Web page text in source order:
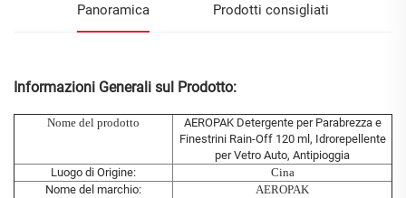
Panoramica Prodotti consigliati
Informazioni Generali sul Prodotto:
Nome del prodotto
AEROPAK Detergente per Parabrezza e
Finestrini Rain-Off 120 ml, Idrorepellente
per Vetro Auto, Antipioggia
Luogo di Origine:
Cina
Nome del marchio:
AEROPAK